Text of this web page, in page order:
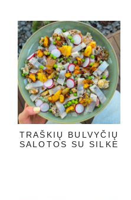
TRAŠKIŲ BULVYČIŲ
SALOTOS SU SILKE